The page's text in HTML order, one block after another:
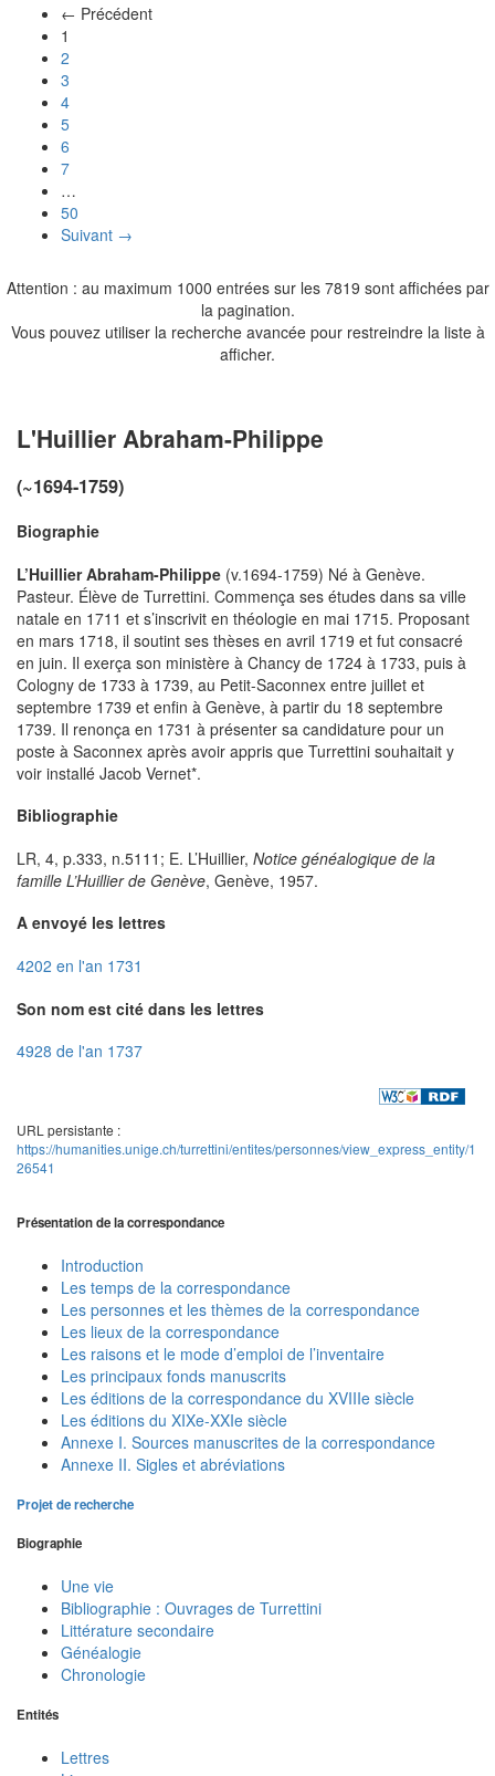
← Précédent
1
2
3
4
5
6
7
…
50
Suivant →
Attention : au maximum 1000 entrées sur les 7819 sont affichées par
la pagination.
Vous pouvez utiliser la recherche avancée pour restreindre la liste à
afficher.
L'Huillier Abraham-Philippe
(~1694-1759)
Biographie
L’Huillier Abraham-Philippe (v.1694-1759) Né à Genève.
Pasteur. Élève de Turrettini. Commença ses études dans sa ville
natale en 1711 et s’inscrivit en théologie en mai 1715. Proposant
en mars 1718, il soutint ses thèses en avril 1719 et fut consacré
en juin. Il exerça son ministère à Chancy de 1724 à 1733, puis à
Cologny de 1733 à 1739, au Petit-Saconnex entre juillet et
septembre 1739 et enfin à Genève, à partir du 18 septembre
1739. Il renonça en 1731 à présenter sa candidature pour un
poste à Saconnex après avoir appris que Turrettini souhaitait y
voir installé Jacob Vernet*.
Bibliographie
LR, 4, p.333, n.5111; E. L’Huillier, Notice généalogique de la
famille L’Huillier de Genève, Genève, 1957.
A envoyé les lettres
4202 en l'an 1731
Son nom est cité dans les lettres
4928 de l'an 1737
URL persistante :
https://humanities.unige.ch/turrettini/entites/personnes/view_express_entity/1
26541
Présentation de la correspondance
Introduction
Les temps de la correspondance
Les personnes et les thèmes de la correspondance
Les lieux de la correspondance
Les raisons et le mode d’emploi de l’inventaire
Les principaux fonds manuscrits
Les éditions de la correspondance du XVIIIe siècle
Les éditions du XIXe-XXIe siècle
Annexe I. Sources manuscrites de la correspondance
Annexe II. Sigles et abréviations
Projet de recherche
Biographie
Une vie
Bibliographie : Ouvrages de Turrettini
Littérature secondaire
Généalogie
Chronologie
Entités
Lettres